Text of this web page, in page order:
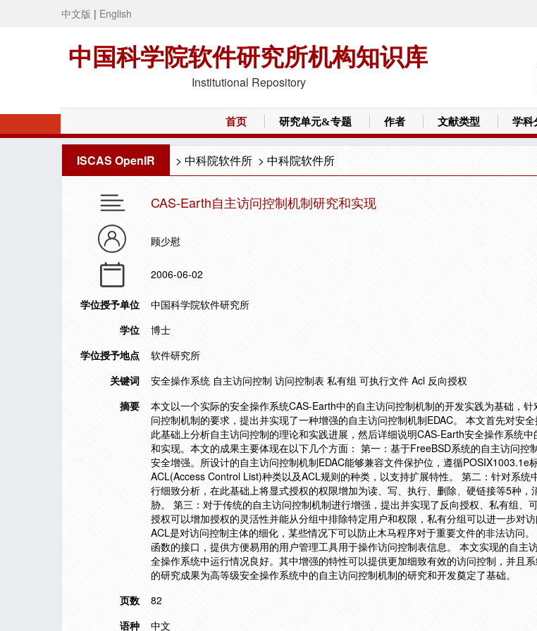
中文版 | English
中国科学院软件研究所机构知识库
Institutional Repository
首页 研究单元&专题 作者 文献类型 学科
ISCAS OpenIR > 中科院软件所 > 中科院软件所
CAS-Earth自主访问控制机制研究和实现
顾少慰
2006-06-02
学位授予单位
中国科学院软件研究所
学位
博士
学位授予地点
软件研究所
关键词
安全操作系统 自主访问控制 访问控制表 私有组 可执行文件 Acl 反向授权
摘要
本文以一个实际的安全操作系统CAS-Earth中的自主访问控制机制的开发实践为基础，
问控制机制的要求，提出并实现了一种增强的自主访问控制机制EDAC。 本文首先对安
此基础上分析自主访问控制的理论和实践进展，然后详细说明CAS-Earth安全操作系统
和实现。本文的成果主要体现在以下几个方面： 第一：基于FreeBSD系统的自主访问控
安全增强。所设计的自主访问控制机制EDAC能够兼容文件保护位，遵循POSIX1003.1e
ACL(Access Control List)种类以及ACL规则的种类，以支持扩展特性。 第二：针对系统
行细致分析，在此基础上将显式授权的权限增加为读、写、执行、删除、硬链接等5种
胁。 第三：对于传统的自主访问控制机制进行增强，提出并实现了反向授权、私有组、
授权可以增加授权的灵活性并能从分组中排除特定用户和权限，私有分组可以进一步对
ACL是对访问控制主体的细化，某些情况下可以防止木马程序对于重要文件的非法访问
函数的接口，提供方便易用的用户管理工具用于操作访问控制表信息。 本文实现的自主
全操作系统中运行情况良好。其中增强的特性可以提供更加细致有效的访问控制，并且
的研究成果为高等级安全操作系统中的自主访问控制机制的研究和开发奠定了基础。
页数
82
语种
中文